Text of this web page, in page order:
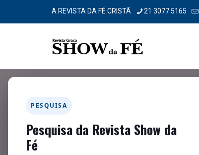
A REVISTA DA FÉ CRISTÃ 21 3077 5165
PESQUISA
Pesquisa da Revista Show da
Fé